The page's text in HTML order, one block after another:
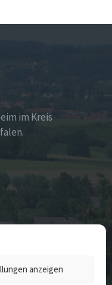
anzeigen
im Kreis